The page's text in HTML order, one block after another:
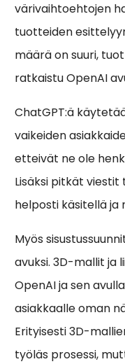
värivaihtoehtojen
tuotteiden
määrä on suuri,
ratkaistu OpenAI
ChatGPT:ä
vaikeiden
etteivät ne ole
Lisäksi pitkät
helposti käsitellä ja
Myös
avuksi. 3D-mallit ja
OpenAI ja sen
asiakkaalle oman
Erityisesti 3D-
työläs prosessi,